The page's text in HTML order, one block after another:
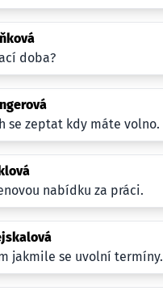
doba?
se zeptat kdy máte volno.
nabídku za práci.
jakmile se uvolní termíny.